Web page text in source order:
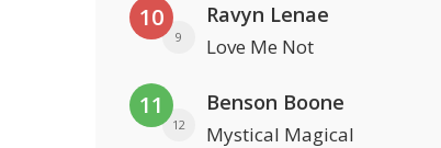
10
9
Ravyn Lenae
Love Me Not
11
12
Benson Boone
Mystical Magical